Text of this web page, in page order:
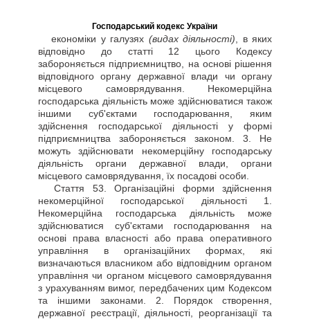
Господарський кодекс України
економіки у галузях (видах діяльності) , в яких
відповідно до статті 12 цього Кодексу
забороняється підприємництво, на основі рішення
відповідного органу державної влади чи органу
місцевого самоврядування. Некомерційна
господарська діяльність може здійснюватися також
іншими суб'єктами господарювання, яким
здійснення господарської діяльності у формі
підприємництва забороняється законом. 3. Не
можуть здійснювати некомерційну господарську
діяльність органи державної влади, органи
місцевого самоврядування, їх посадові особи.
Стаття 53. Організаційні форми здійснення
некомерційної господарської діяльності 1.
Некомерційна господарська діяльність може
здійснюватися суб'єктами господарювання на
основі права власності або права оперативного
управління в організаційних формах, які
визначаються власником або відповідним органом
управління чи органом місцевого самоврядування
з урахуванням вимог, передбачених цим Кодексом
та іншими законами. 2. Порядок створення,
державної реєстрації, діяльності, реорганізації та